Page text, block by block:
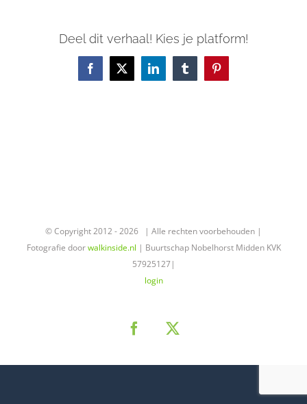
Deel dit verhaal! Kies je platform!
Facebook
X LinkedInTumblrPinterest
© Copyright 2012 -2026 | Alle rechten voorbehouden |
Fotografie doorwalkinside.nl | Buurtschap Nobelhorst Midden KVK
57925127|
login
Facebook
X